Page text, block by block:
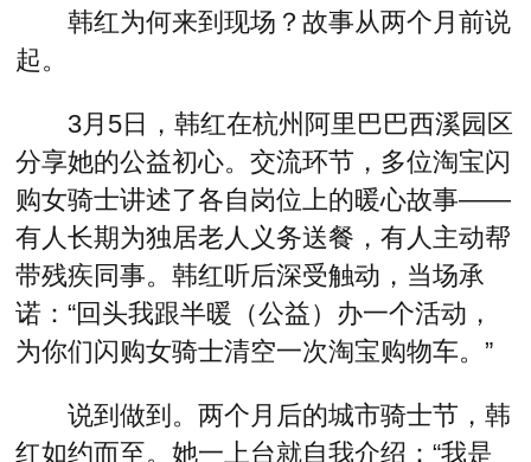
韩红为何来到现场？故事从两个月前说
起。
3月5日，韩红在杭州阿里巴巴西溪园区
分享她的公益初心。交流环节，多位淘宝闪
购女骑士讲述了各自岗位上的暖心故事——
有人长期为独居老人义务送餐，有人主动帮
带残疾同事。韩红听后深受触动，当场承
诺：“回头我跟半暖（公益）办一个活动，
为你们闪购女骑士清空一次淘宝购物车。”
说到做到。两个月后的城市骑士节，韩
红如约而至。她一上台就自我介绍：“我是